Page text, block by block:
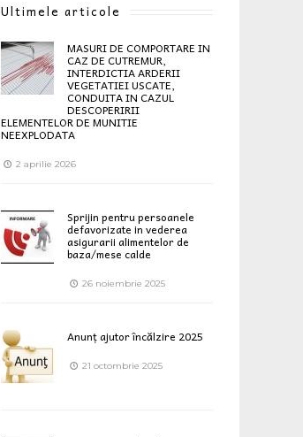
Ultimele articole
MASURI DE COMPORTARE IN
CAZ DE CUTREMUR,
INTERDICTIA ARDERII
VEGETATIEI USCATE,
CONDUITA IN CAZUL
DESCOPERIRII
ELEMENTELOR DE MUNITIE
NEEXPLODATA
2 aprilie 2026
Sprijin pentru persoanele
defavorizate in vederea
asigurarii alimentelor de
baza/mese calde
26 noiembrie 2025
Anunț ajutor încălzire 2025
21 octombrie 2025